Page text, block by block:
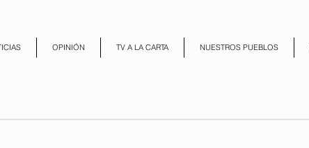
OPINIÓN TV A LA CARTA NUESTROS PUEBLOS